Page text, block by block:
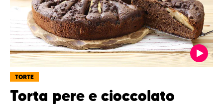
TORTE
Torta pere e cioccolato